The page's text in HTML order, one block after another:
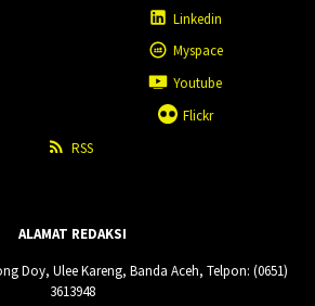
Linkedin
Myspace
Youtube
Flickr
RSS
ALAMAT REDAKSI
Doy, Ulee Kareng, Banda Aceh, Telpon: (0651)
3613948